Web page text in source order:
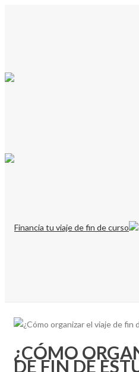
¿CÓMO
DE FIN DE